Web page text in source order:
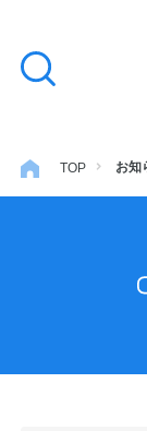
文
キ
ッ
検
る
ファ
TOP お知